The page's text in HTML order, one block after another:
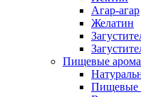
Агар-агар
Желатин
Пищевые
Пищевые